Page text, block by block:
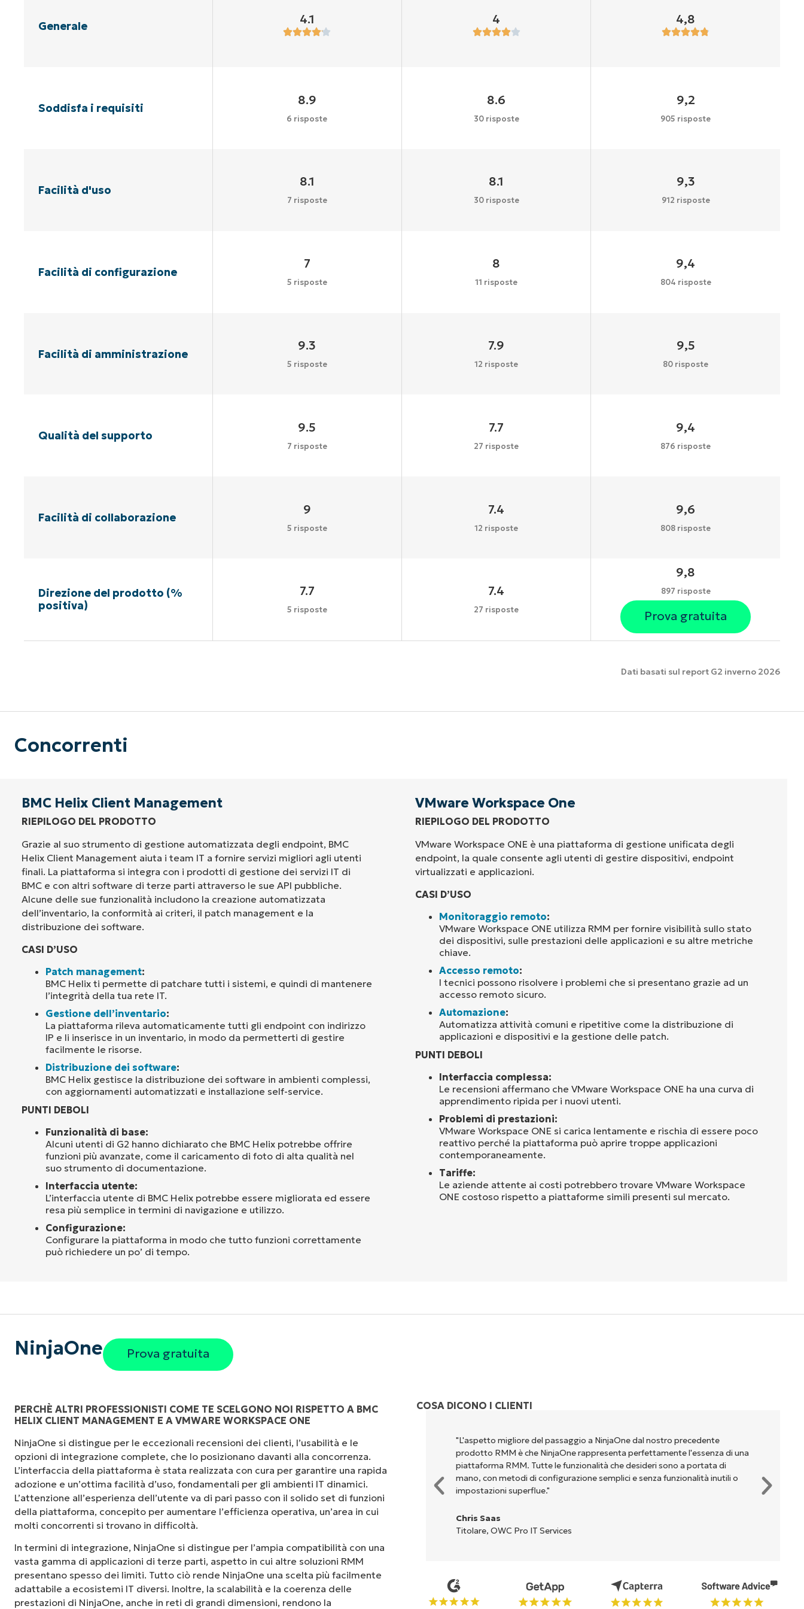
Generale 4.1 4 4,8
Soddisfa i requisiti
8.9
6 risposte
8.6
30 risposte
9,2
905 risposte
Facilità d'uso
8.1
7 risposte
8.1
30 risposte
9,3
912 risposte
Facilità di configurazione
7
5 risposte
8
11 risposte
9,4
804 risposte
Facilità di amministrazione
9.3
5 risposte
7.9
12 risposte
9,5
80 risposte
Qualità del supporto
9.5
7 risposte
7.7
27 risposte
9,4
876 risposte
Facilità di collaborazione
9
5 risposte
7.4
12 risposte
9,6
808 risposte
Direzione del prodotto (%
positiva)
7.7
5 risposte
7.4
27 risposte
9,8
897 risposte
Prova gratuita
Dati basati sul report G2 inverno 2026
Concorrenti
BMC Helix Client Management
RIEPILOGO DEL PRODOTTO
Grazie al suo strumento di gestione automatizzata degli endpoint, BMC
Helix Client Management aiuta i team IT a fornire servizi migliori agli utenti
finali. La piattaforma si integra con i prodotti di gestione dei servizi IT di
BMC e con altri software di terze parti attraverso le sue API pubbliche.
Alcune delle sue funzionalità includono la creazione automatizzata
dell’inventario, la conformità ai criteri, il patch management e la
distribuzione dei software.
CASI D’USO
Patch management:
BMC Helix ti permette di patchare tutti i sistemi, e quindi di mantenere
l’integrità della tua rete IT.
Gestione dell’inventario:
La piattaforma rileva automaticamente tutti gli endpoint con indirizzo
IP e li inserisce in un inventario, in modo da permetterti di gestire
facilmente le risorse.
Distribuzione dei software:
BMC Helix gestisce la distribuzione dei software in ambienti complessi,
con aggiornamenti automatizzati e installazione self-service.
PUNTI DEBOLI
Funzionalità di base:
Alcuni utenti di G2 hanno dichiarato che BMC Helix potrebbe offrire
funzioni più avanzate, come il caricamento di foto di alta qualità nel
suo strumento di documentazione.
Interfaccia utente:
L’interfaccia utente di BMC Helix potrebbe essere migliorata ed essere
resa più semplice in termini di navigazione e utilizzo.
Configurazione:
Configurare la piattaforma in modo che tutto funzioni correttamente
può richiedere un po’ di tempo.
VMware Workspace One
RIEPILOGO DEL PRODOTTO
VMware Workspace ONE è una piattaforma di gestione unificata degli
endpoint, la quale consente agli utenti di gestire dispositivi, endpoint
virtualizzati e applicazioni.
CASI D’USO
Monitoraggio remoto:
VMware Workspace ONE utilizza RMM per fornire visibilità sullo stato
dei dispositivi, sulle prestazioni delle applicazioni e su altre metriche
chiave.
Accesso remoto:
I tecnici possono risolvere i problemi che si presentano grazie ad un
accesso remoto sicuro.
Automazione:
Automatizza attività comuni e ripetitive come la distribuzione di
applicazioni e dispositivi e la gestione delle patch.
PUNTI DEBOLI
Interfaccia complessa:
Le recensioni affermano che VMware Workspace ONE ha una curva di
apprendimento ripida per i nuovi utenti.
Problemi di prestazioni:
VMware Workspace ONE si carica lentamente e rischia di essere poco
reattivo perché la piattaforma può aprire troppe applicazioni
contemporaneamente.
Tariffe:
Le aziende attente ai costi potrebbero trovare VMware Workspace
ONE costoso rispetto a piattaforme simili presenti sul mercato.
NinjaOne Prova gratuita
PERCHÈ ALTRI PROFESSIONISTI COME TE SCELGONO NOI RISPETTO A BMC
HELIX CLIENT MANAGEMENT E A VMWARE WORKSPACE ONE
NinjaOne si distingue per le eccezionali recensioni dei clienti, l’usabilità e le
opzioni di integrazione complete, che lo posizionano davanti alla concorrenza.
L’interfaccia della piattaforma è stata realizzata con cura per garantire una rapida
adozione e un’ottima facilità d’uso, fondamentali per gli ambienti IT dinamici.
L’attenzione all’esperienza dell’utente va di pari passo con il solido set di funzioni
della piattaforma, concepito per aumentare l’efficienza operativa, un’area in cui
molti concorrenti si trovano in difficoltà.
In termini di integrazione, NinjaOne si distingue per l’ampia compatibilità con una
vasta gamma di applicazioni di terze parti, aspetto in cui altre soluzioni RMM
presentano spesso dei limiti. Tutto ciò rende NinjaOne una scelta più facilmente
adattabile a ecosistemi IT diversi. Inoltre, la scalabilità e la coerenza delle
prestazioni di NinjaOne, anche in reti di grandi dimensioni, rendono la
COSA DICONO I CLIENTI
"NinjaOne è incredibilmente facile da usare, perché unisce un’interfaccia
fluida a potenti funzionalità di back-end. La configurazione e la gestione
dell'interfaccia non sono affatto complicate. Tutte le opzioni e gli strumenti
sono indicati chiaramente e sono intuitivi, e l'interfaccia è davvero facile da
usare."
Ryan Reiffenberger
Reiffenberger.NET Technology Solutions
"L'aspetto migliore del passaggio a NinjaOne dal nostro precedente
prodotto RMM è che NinjaOne rappresenta perfettamente l'essenza di una
piattaforma RMM. Tutte le funzionalità che desideri sono a portata di
mano, con metodi di configurazione semplici e senza funzionalità inutili o
impostazioni superflue."
Chris Saas
Titolare, OWC Pro IT Services
First
number*
Company